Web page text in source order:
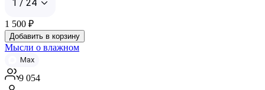
1 / 24
1 500 ₽
Добавить в корзину
Мысли о влажном
Max
9 054